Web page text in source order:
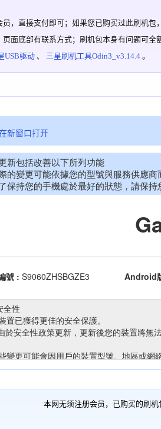
员，直接支付即可；如果您已购买过此刷机包
面底部有联系方式；刷机包本身有问题可全
USB驱动 、 三星刷机工具Odin3_v3.14.4 。
新窗口打开
本网无须注册会员，已购买的刷机